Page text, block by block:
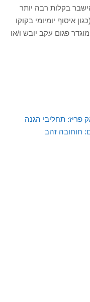
בקלות רבה יותר
איסוף יומיומי בקוקו
פגום עקב יובש ו/או
פריז: תחליבי הגנה
חוחובה זהב